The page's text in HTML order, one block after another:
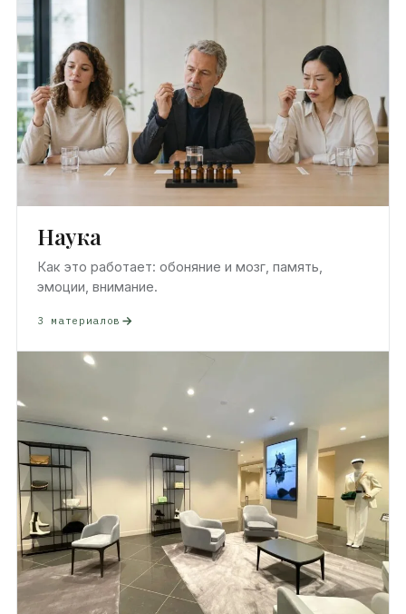
Наука
Как это работает: обоняние и мозг, память,
эмоции, внимание.
3 материалов